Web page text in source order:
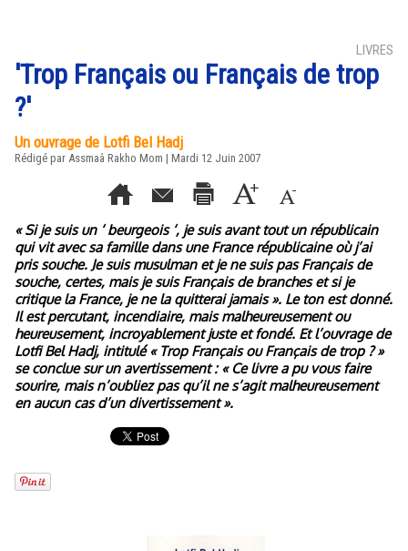
LIVRES
'Trop Français ou Français de trop
?'
Un ouvrage de Lotfi Bel Hadj
Rédigé par Assmaâ Rakho Mom | Mardi 12 Juin 2007
« Si je suis un ‘ beurgeois ‘, je suis avant tout un républicain
qui vit avec sa famille dans une France républicaine où j’ai
pris souche. Je suis musulman et je ne suis pas Français de
souche, certes, mais je suis Français de branches et si je
critique la France, je ne la quitterai jamais ». Le ton est donné.
Il est percutant, incendiaire, mais malheureusement ou
heureusement, incroyablement juste et fondé. Et l’ouvrage de
Lotfi Bel Hadj, intitulé « Trop Français ou Français de trop ? »
se conclue sur un avertissement : « Ce livre a pu vous faire
sourire, mais n’oubliez pas qu’il ne s’agit malheureusement
en aucun cas d’un divertissement ».